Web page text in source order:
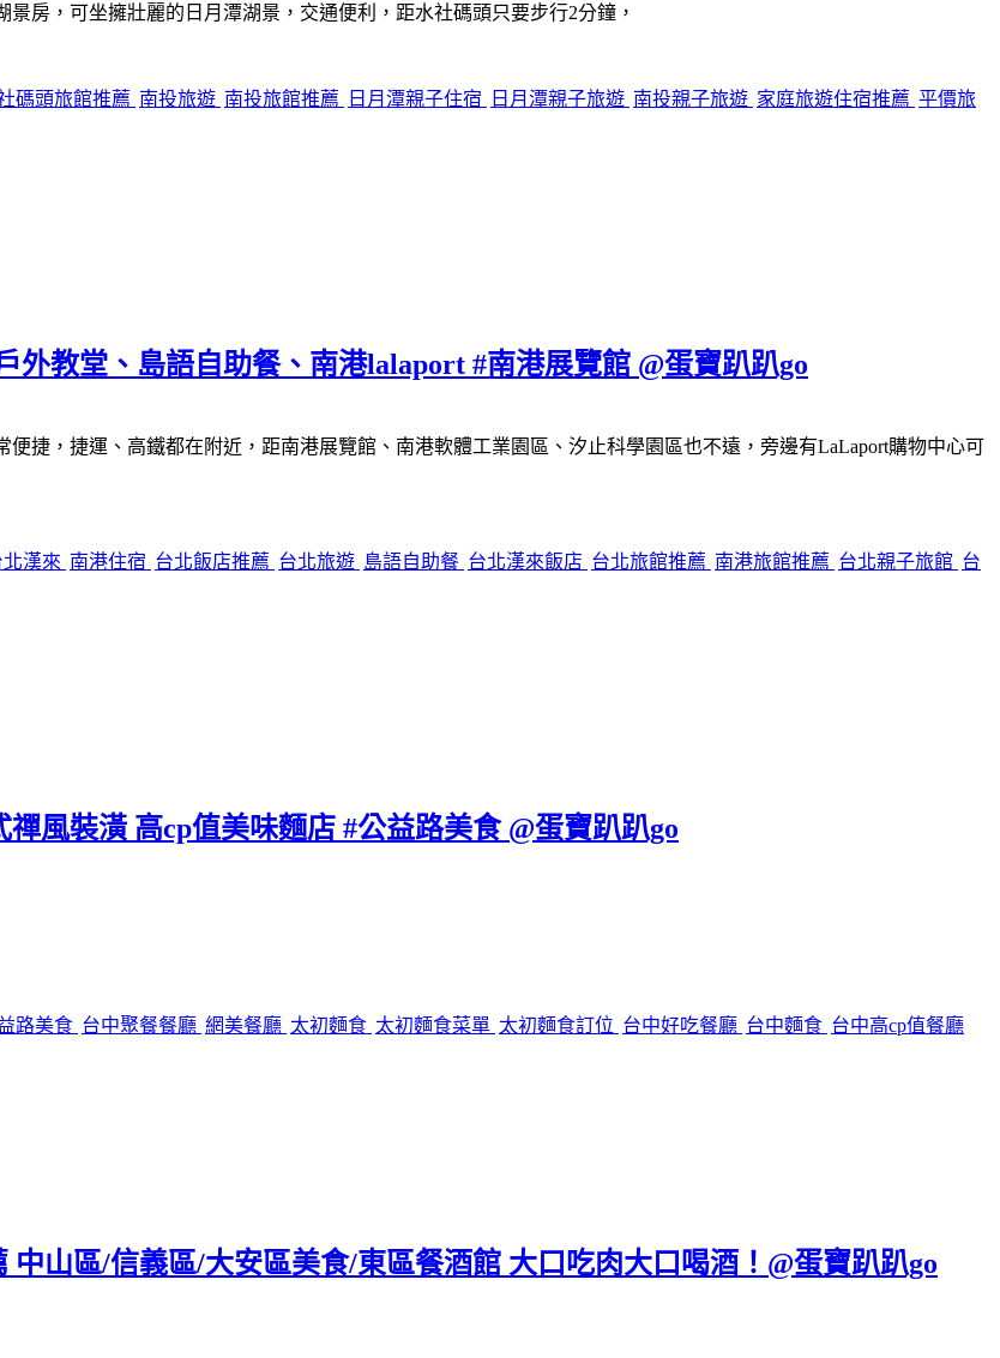
景房，可坐擁壯麗的日月潭湖景，交通便利，距水社碼頭只要步行2分鐘，
碼頭旅館推薦 南投旅遊 南投旅館推薦 日月潭親子住宿 日月潭親子旅遊 南投親子旅遊 家庭旅遊住宿推薦 平價旅
外教堂、島語自助餐、南港lalaport #南港展覽館 @蛋寶趴趴go
便捷，捷運、高鐵都在附近，距南港展覽館、南港軟體工業園區、汐止科學園區也不遠，旁邊有LaLaport購物中心可
北漢來 南港住宿 台北飯店推薦 台北旅遊 島語自助餐 台北漢來飯店 台北旅館推薦 南港旅館推薦 台北親子旅館 台
風裝潢 高cp值美味麵店 #公益路美食 @蛋寶趴趴go
路美食 台中聚餐餐廳 網美餐廳 太初麵食 太初麵食菜單 太初麵食訂位 台中好吃餐廳 台中麵食 台中高cp值餐廳
中山區/信義區/大安區美食/東區餐酒館 大口吃肉大口喝酒！@蛋寶趴趴go